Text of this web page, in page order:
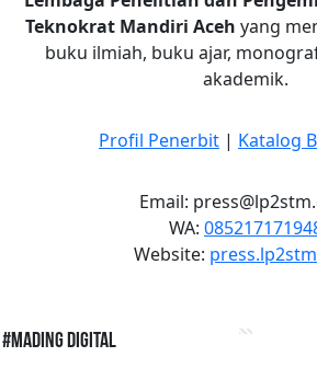
Teknokrat Mandiri Aceh yang
buku ilmiah, buku ajar,
akademik.
Profil Penerbit| Katalog
Email:
WA:
Website:
#Mading Digital